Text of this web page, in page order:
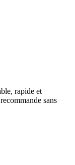
rapide et
sans